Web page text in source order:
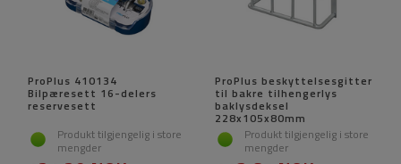
ProPlus 410134
Bilpæresett 16-delers
reservesett
Produkt tilgjengelig i store
mengder
ProPlus beskyttelsesgitter
til bakre tilhengerlys
baklysdeksel
228x105x80mm
Produkt tilgjengelig i store
mengder